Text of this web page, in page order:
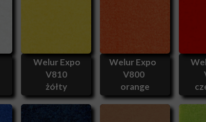
Welur Expo
V810
żółty
Welur Expo
V800
orange